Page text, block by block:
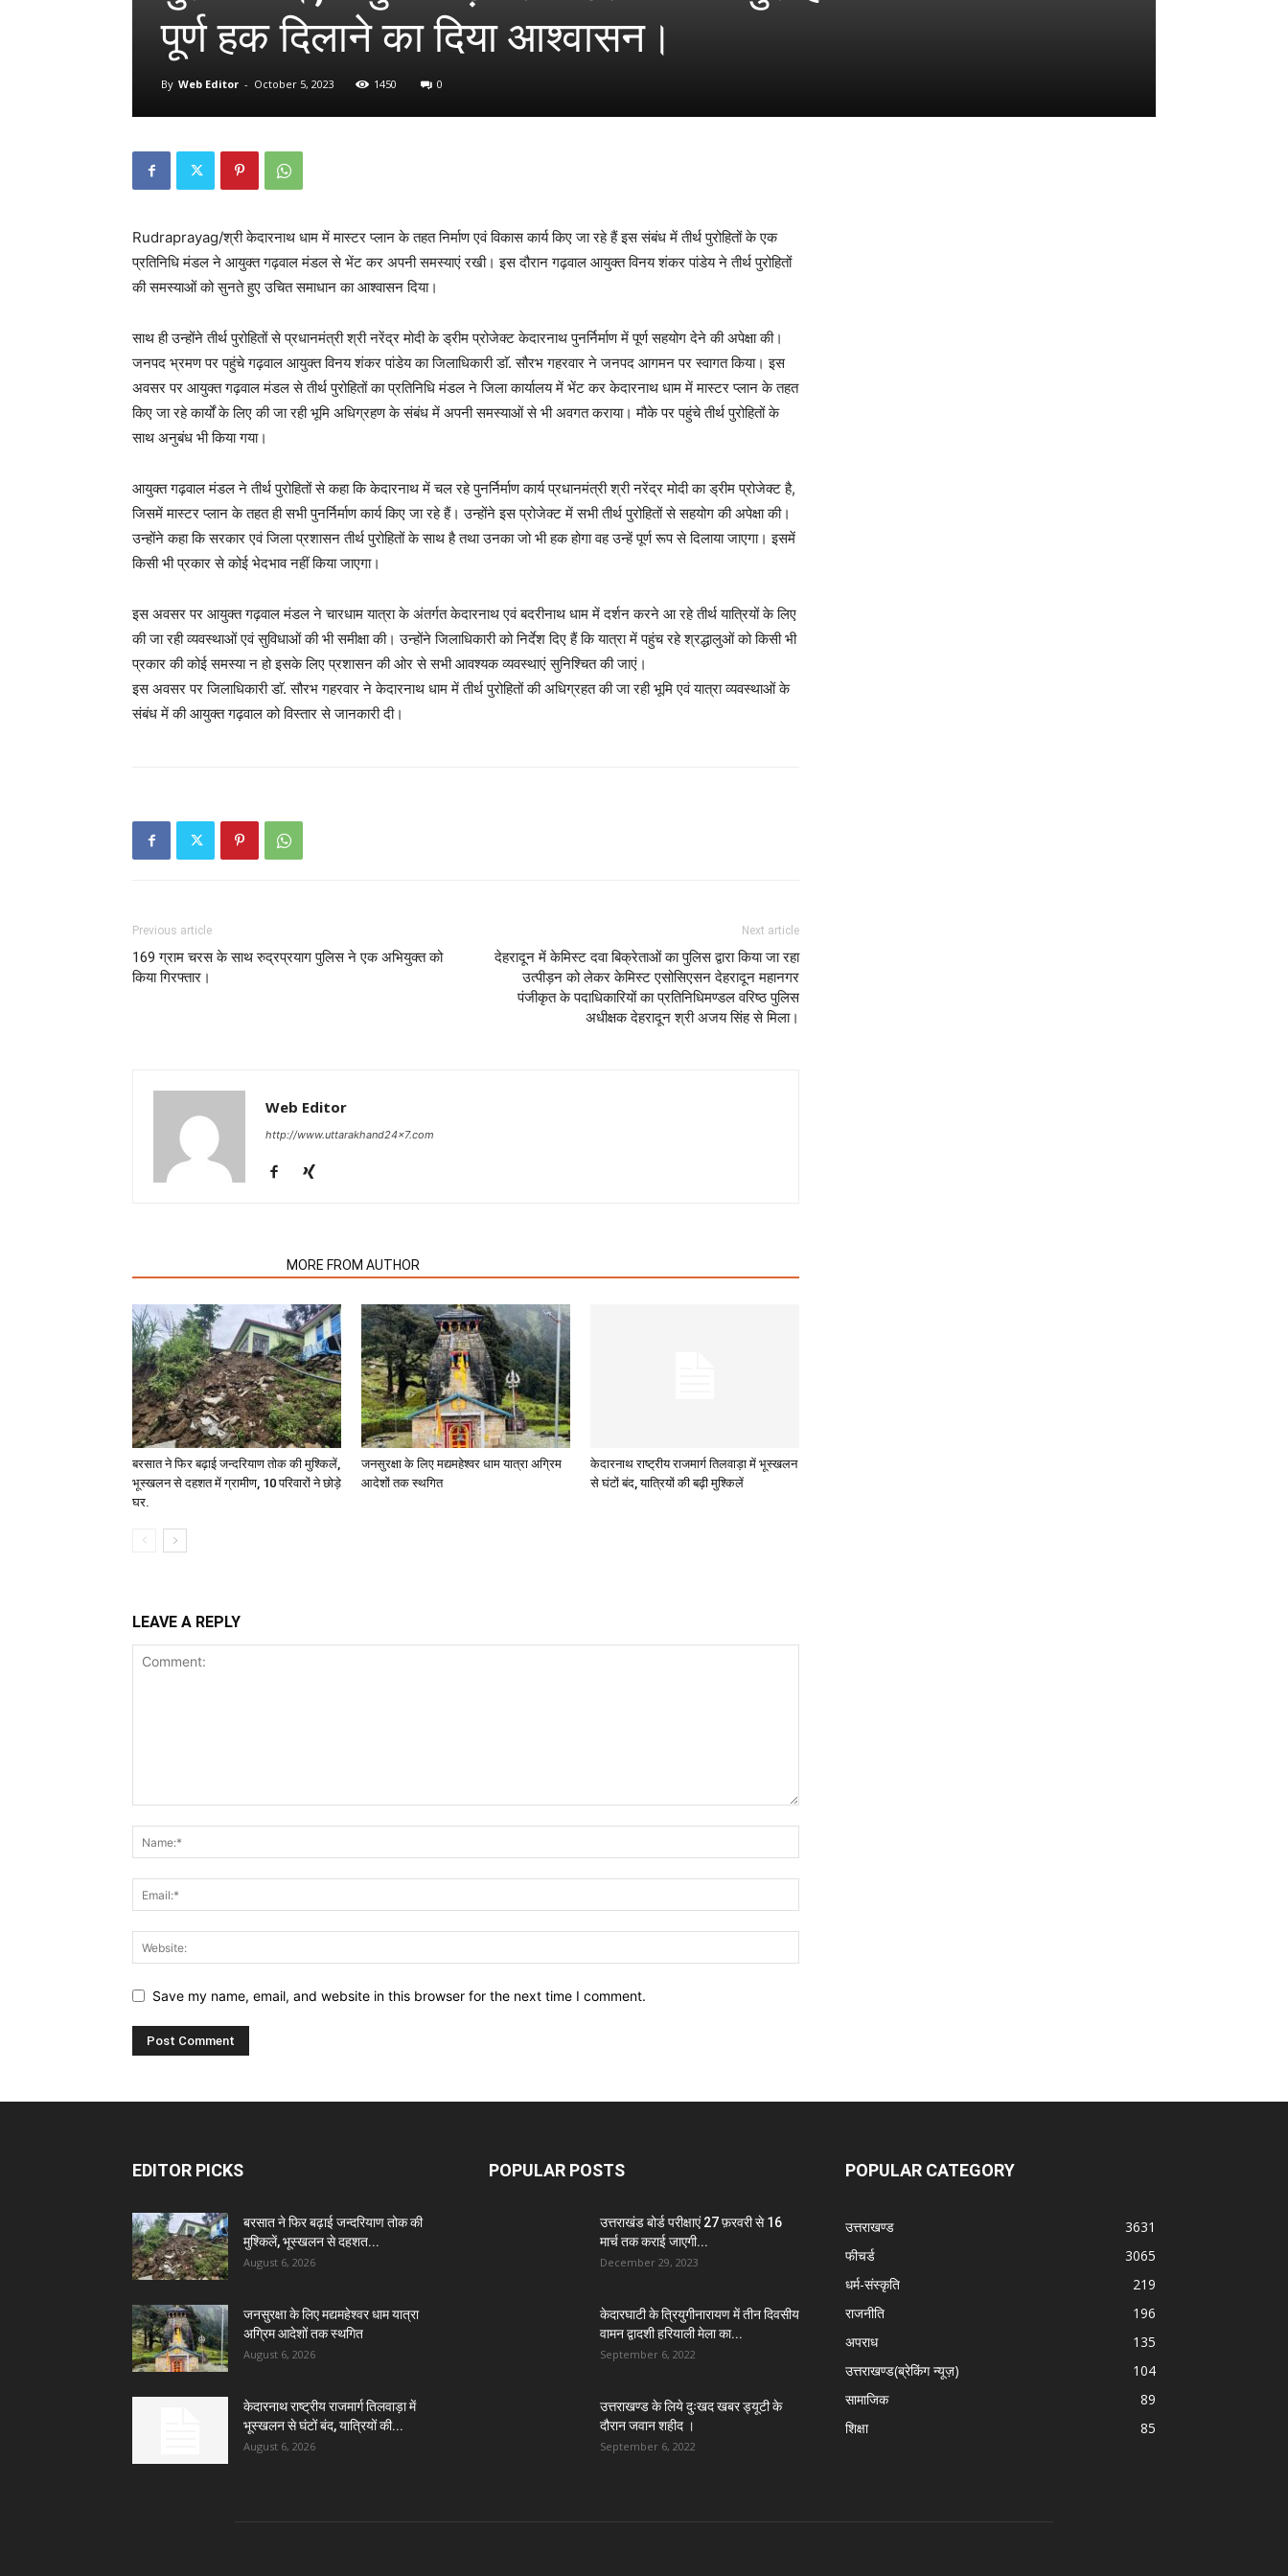
पूर्ण हक दिलाने का दिया आश्वासन।
By Web Editor - October 5, 2023 1450 0
Rudraprayag/श्री केदारनाथ धाम में मास्टर प्लान के तहत निर्माण एवं विकास कार्य किए जा रहे हैं इस संबंध में तीर्थ पुरोहितों के एक
प्रतिनिधि मंडल ने आयुक्त गढ़वाल मंडल से भेंट कर अपनी समस्याएं रखी। इस दौरान गढ़वाल आयुक्त विनय शंकर पांडेय ने तीर्थ पुरोहितों
की समस्याओं को सुनते हुए उचित समाधान का आश्वासन दिया।
साथ ही उन्होंने तीर्थ पुरोहितों से प्रधानमंत्री श्री नरेंद्र मोदी के ड्रीम प्रोजेक्ट केदारनाथ पुनर्निर्माण में पूर्ण सहयोग देने की अपेक्षा की।
जनपद भ्रमण पर पहुंचे गढ़वाल आयुक्त विनय शंकर पांडेय का जिलाधिकारी डाॅ. सौरभ गहरवार ने जनपद आगमन पर स्वागत किया। इस
अवसर पर आयुक्त गढ़वाल मंडल से तीर्थ पुरोहितों का प्रतिनिधि मंडल ने जिला कार्यालय में भेंट कर केदारनाथ धाम में मास्टर प्लान के तहत
किए जा रहे कार्यों के लिए की जा रही भूमि अधिग्रहण के संबंध में अपनी समस्याओं से भी अवगत कराया। मौके पर पहुंचे तीर्थ पुरोहितों के
साथ अनुबंध भी किया गया।
आयुक्त गढ़वाल मंडल ने तीर्थ पुरोहितों से कहा कि केदारनाथ में चल रहे पुनर्निर्माण कार्य प्रधानमंत्री श्री नरेंद्र मोदी का ड्रीम प्रोजेक्ट है,
जिसमें मास्टर प्लान के तहत ही सभी पुनर्निर्माण कार्य किए जा रहे हैं। उन्होंने इस प्रोजेक्ट में सभी तीर्थ पुरोहितों से सहयोग की अपेक्षा की।
उन्होंने कहा कि सरकार एवं जिला प्रशासन तीर्थ पुरोहितों के साथ है तथा उनका जो भी हक होगा वह उन्हें पूर्ण रूप से दिलाया जाएगा। इसमें
किसी भी प्रकार से कोई भेदभाव नहीं किया जाएगा।
इस अवसर पर आयुक्त गढ़वाल मंडल ने चारधाम यात्रा के अंतर्गत केदारनाथ एवं बदरीनाथ धाम में दर्शन करने आ रहे तीर्थ यात्रियों के लिए
की जा रही व्यवस्थाओं एवं सुविधाओं की भी समीक्षा की। उन्होंने जिलाधिकारी को निर्देश दिए हैं कि यात्रा में पहुंच रहे श्रद्धालुओं को किसी भी
प्रकार की कोई समस्या न हो इसके लिए प्रशासन की ओर से सभी आवश्यक व्यवस्थाएं सुनिश्चित की जाएं।
इस अवसर पर जिलाधिकारी डाॅ. सौरभ गहरवार ने केदारनाथ धाम में तीर्थ पुरोहितों की अधिग्रहत की जा रही भूमि एवं यात्रा व्यवस्थाओं के
संबंध में की आयुक्त गढ़वाल को विस्तार से जानकारी दी।
Previous article
169 ग्राम चरस के साथ रुद्रप्रयाग पुलिस ने एक अभियुक्त को
किया गिरफ्तार।
Next article
देहरादून में केमिस्ट दवा बिक्रेताओं का पुलिस द्वारा किया जा रहा
उत्पीड़न को लेकर केमिस्ट एसोसिएसन देहरादून महानगर
पंजीकृत के पदाधिकारियों का प्रतिनिधिमण्डल वरिष्ठ पुलिस
अधीक्षक देहरादून श्री अजय सिंह से मिला।
Web Editor
http://www.uttarakhand24x7.com
MORE FROM AUTHOR
बरसात ने फिर बढ़ाई जन्दरियाण तोक की मुश्किलें,
भूस्खलन से दहशत में ग्रामीण, 10 परिवारों ने छोड़े
घर.
जनसुरक्षा के लिए मद्यमहेश्वर धाम यात्रा अग्रिम
आदेशों तक स्थगित
केदारनाथ राष्ट्रीय राजमार्ग तिलवाड़ा में भूस्खलन
से घंटों बंद, यात्रियों की बढ़ी मुश्किलें
LEAVE A REPLY
Save my name, email, and website in this browser for the next time I comment.
EDITOR PICKS
बरसात ने फिर बढ़ाई जन्दरियाण तोक की
मुश्किलें, भूस्खलन से दहशत...
August 6, 2026
जनसुरक्षा के लिए मद्यमहेश्वर धाम यात्रा
अग्रिम आदेशों तक स्थगित
August 6, 2026
केदारनाथ राष्ट्रीय राजमार्ग तिलवाड़ा में
भूस्खलन से घंटों बंद, यात्रियों की...
August 6, 2026
POPULAR POSTS
उत्तराखंड बोर्ड परीक्षाएं 27 फ़रवरी से 16
मार्च तक कराई जाएगी...
December 29, 2023
केदारघाटी के त्रियुगीनारायण में तीन दिवसीय
वामन द्वादशी हरियाली मेला का...
September 6, 2022
उत्तराखण्ड के लिये दुःखद खबर ड्यूटी के
दौरान जवान शहीद ।
September 6, 2022
POPULAR CATEGORY
उत्तराखण्ड
3631
फीचर्ड
3065
धर्म-संस्कृति
219
राजनीति
196
अपराध
135
उत्तराखण्ड(ब्रेकिंग न्यूज़)
104
सामाजिक
89
शिक्षा
85